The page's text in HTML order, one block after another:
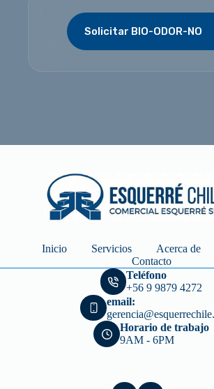
Solicitar BIO-ODOR-NO
Inicio Servicios Acerca de
Contacto
Teléfono
+56 9 9879 4272
email:
Horario de trabajo
9AM - 6PM